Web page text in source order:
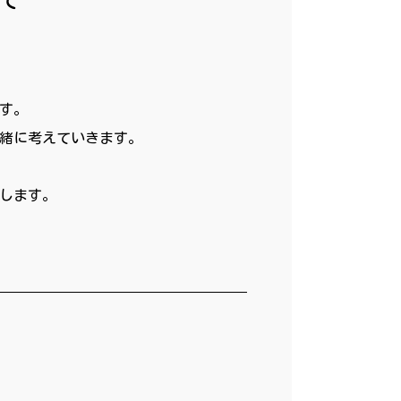
。
に考えていきます。
ます。